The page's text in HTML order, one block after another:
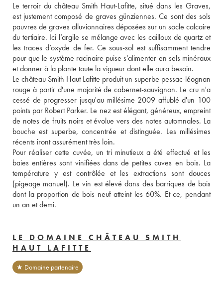
Le terroir du château Smith Haut-Lafitte, situé dans les Graves,
est justement composé de graves günziennes. Ce sont des sols
pauvres de graves alluvionnaires déposées sur un socle calcaire
du tertiaire. Ici l’argile se mélange avec les cailloux de quartz et
les traces d’oxyde de fer. Ce sous-sol est suffisamment tendre
pour que le système racinaire puise s’alimenter en sels minéraux
et donner à la plante toute la vigueur dont elle aura besoin.
Le château Smith Haut Lafitte produit un superbe pessac-léognan
rouge à partir d'une majorité de cabernet-sauvignon. Le cru n'a
cessé de progresser jusqu'au millésime 2009 affublé d'un 100
points par Robert Parker. Le nez est élégant, généreux, empreint
de notes de fruits noirs et évolue vers des notes automnales. La
bouche est superbe, concentrée et distinguée. Les millésimes
récents iront assurément très loin.
Pour réaliser cette cuvée, un tri minutieux a été effectué et les
baies entières sont vinifiées dans de petites cuves en bois. La
température y est contrôlée et les extractions sont douces
(pigeage manuel). Le vin est élevé dans des barriques de bois
dont la proportion de bois neuf atteint les 60%. Et ce, pendant
un an et demi.
LE DOMAINE CHÂTEAU SMITH
HAUT LAFITTE
★ Domaine partenaire